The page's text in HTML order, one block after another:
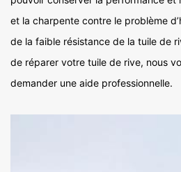
et la charpente contre le problème
de la faible résistance de la tuile de
de réparer votre tuile de rive, nous
demander une aide professionnelle.